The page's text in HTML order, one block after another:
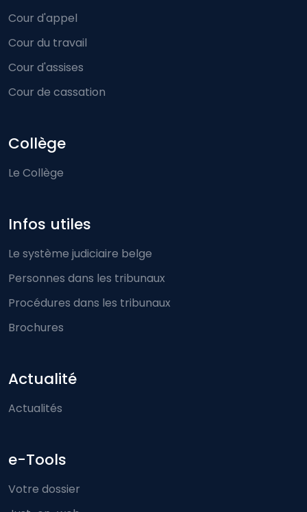
Cour d'appel
Cour du travail
Cour d'assises
Cour de cassation
Collège
Le Collège
Infos utiles
Le système judiciaire belge
Personnes dans les tribunaux
Procédures dans les tribunaux
Brochures
Actualité
Actualités
e-Tools
Votre dossier